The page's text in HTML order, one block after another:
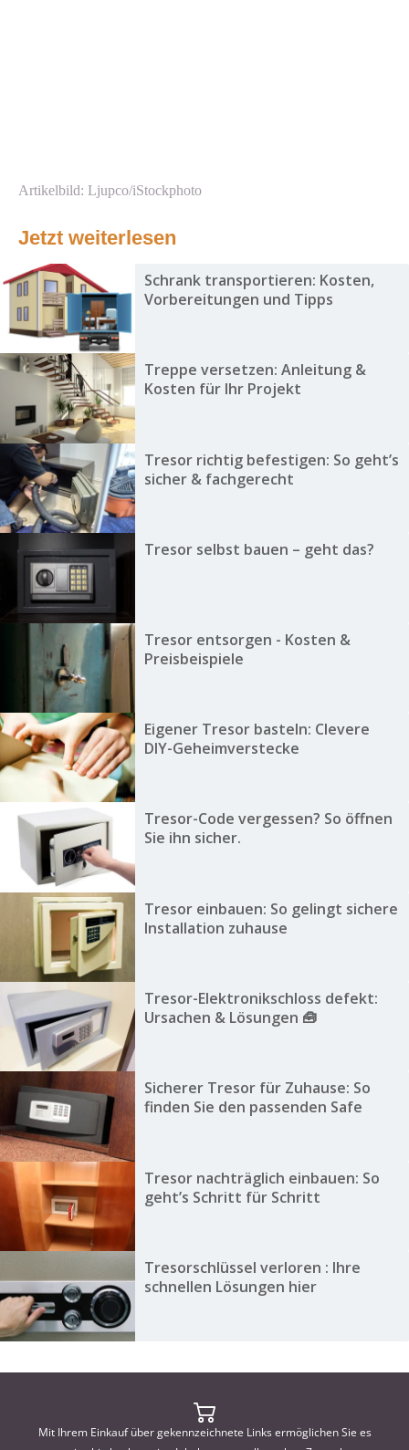
Artikelbild: Ljupco/iStockphoto
Jetzt weiterlesen
Schrank transportieren: Kosten,
Vorbereitungen und Tipps
Treppe versetzen: Anleitung &
Kosten für Ihr Projekt
Tresor richtig befestigen: So geht’s
sicher & fachgerecht
Tresor selbst bauen – geht das?
Tresor entsorgen - Kosten &
Preisbeispiele
Eigener Tresor basteln: Clevere
DIY-Geheimverstecke
Tresor-Code vergessen? So öffnen
Sie ihn sicher.
Tresor einbauen: So gelingt sichere
Installation zuhause
Tresor-Elektronikschloss defekt:
Ursachen & Lösungen 🧰
Sicherer Tresor für Zuhause: So
finden Sie den passenden Safe
Tresor nachträglich einbauen: So
geht’s Schritt für Schritt
Tresorschlüssel verloren : Ihre
schnellen Lösungen hier
Mit Ihrem Einkauf über gekennzeichnete Links ermöglichen Sie es